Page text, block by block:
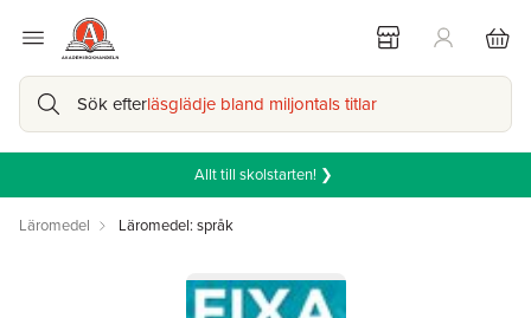
Sök efterläsglädje bland miljontals titlar
Allt till skolstarten! ❯
Läromedel Läromedel: språk